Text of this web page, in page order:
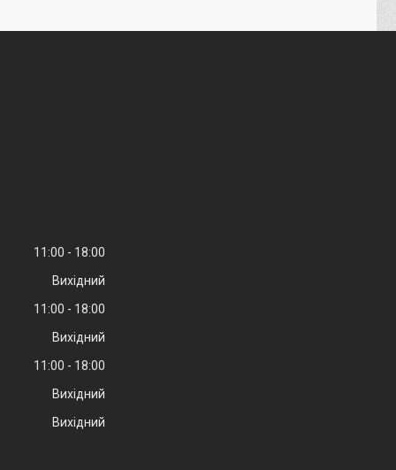
11:00
18:00
Вихідний
11:00
18:00
Вихідний
11:00
18:00
Вихідний
Вихідний